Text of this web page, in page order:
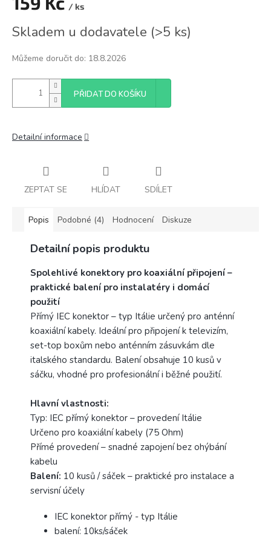
/ ks
cena:
Skladem u dodavatele (>5 ks)
Můžeme doručit do: 18.8.2026
PŘIDAT DO KOŠÍKU
Detailní informace
ZEPTAT SE HLÍDAT SDÍLET
Popis Podobné (4) Hodnocení Diskuze
Detailní popis produktu
Spolehlivé konektory pro koaxiální připojení –
praktické balení pro instalatéry i domácí
použití
Přímý IEC konektor – typ Itálie určený pro anténní
koaxiální kabely. Ideální pro připojení k televizím,
set-top boxům nebo anténním zásuvkám dle
italského standardu. Balení obsahuje 10 kusů v
sáčku, vhodné pro profesionální i běžné použití.
Hlavní vlastnosti:
Typ: IEC přímý konektor – provedení Itálie
Určeno pro koaxiální kabely (75 Ohm)
Přímé provedení – snadné zapojení bez ohýbání
kabelu
Balení: 10 kusů / sáček – praktické pro instalace a
servisní účely
IEC konektor přímý - typ Itálie
balení: 10ks/sáček